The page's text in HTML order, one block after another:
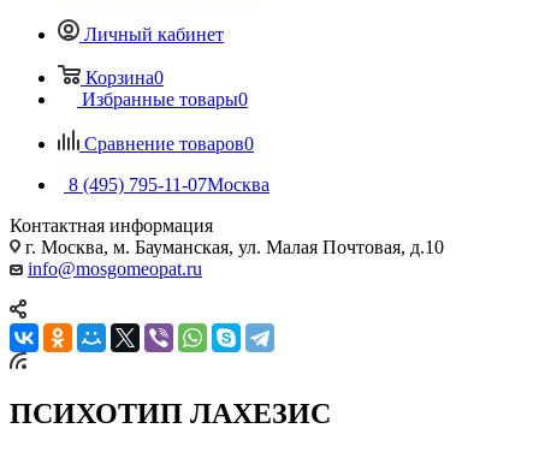
Личный кабинет
Корзина0
Избранные товары0
Сравнение товаров0
8 (495) 795-11-07Москва
Контактная информация
г. Москва, м. Бауманская, ул. Малая Почтовая, д.10
info@mosgomeopat.ru
ПСИХОТИП ЛАХЕЗИС